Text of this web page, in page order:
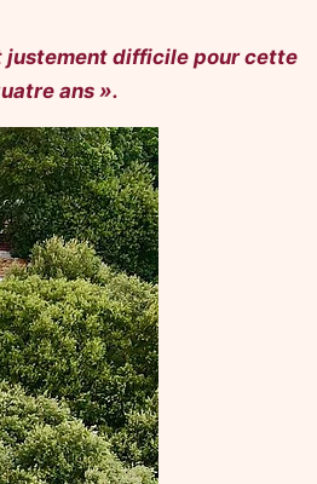
justement difficile pour cette
ans ».